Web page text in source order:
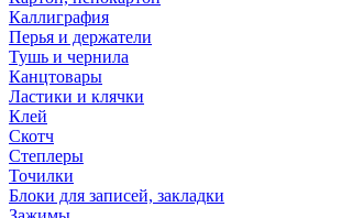
Каллиграфия
Перья и держатели
Тушь и чернила
Канцтовары
Ластики и клячки
Клей
Скотч
Степлеры
Точилки
Блоки для записей, закладки